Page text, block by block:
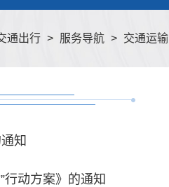
通出行 > 服务导航 > 交通运输
知
行动方案》的通知